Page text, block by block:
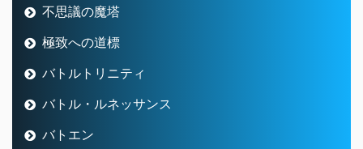
不思議の魔塔
極致への道標
バトルトリニティ
バトル・ルネッサンス
バトエン